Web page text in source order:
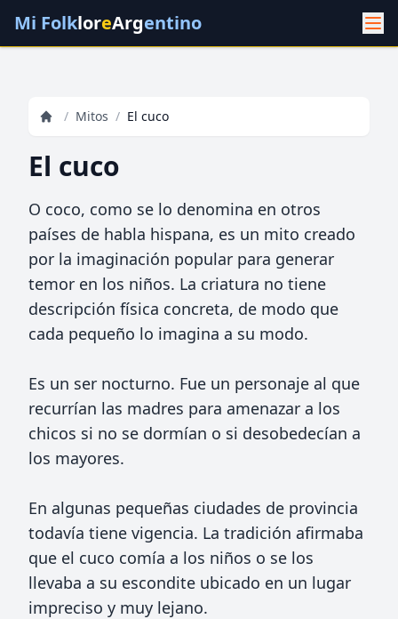
Mi FolkloreArgentino
/ Mitos / El cuco
El cuco
O coco, como se lo denomina en otros
países de habla hispana, es un mito creado
por la imaginación popular para generar
temor en los niños. La criatura no tiene
descripción física concreta, de modo que
cada pequeño lo imagina a su modo.
Es un ser nocturno. Fue un personaje al que
recurrían las madres para amenazar a los
chicos si no se dormían o si desobedecían a
los mayores.
En algunas pequeñas ciudades de provincia
todavía tiene vigencia. La tradición afirmaba
que el cuco comía a los niños o se los
llevaba a su escondite ubicado en un lugar
impreciso y muy lejano.